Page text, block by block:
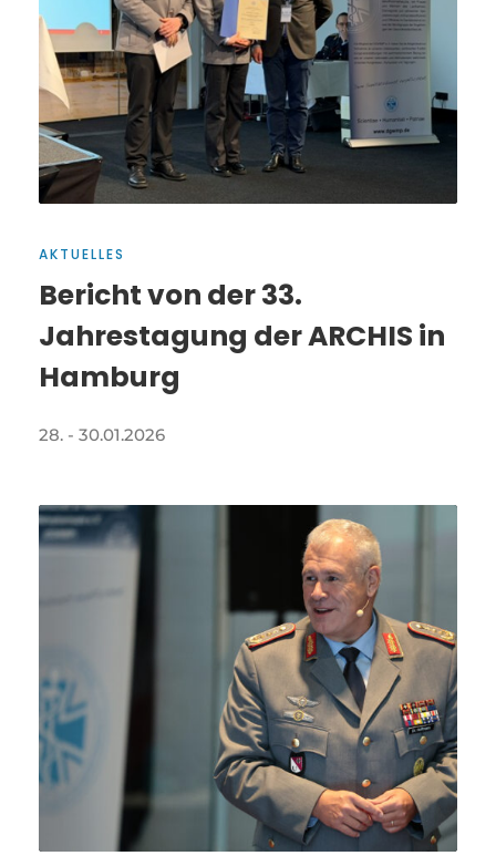
AKTUELLES
Bericht von der 33.
Jahrestagung der ARCHIS in
Hamburg
28. - 30.01.2026